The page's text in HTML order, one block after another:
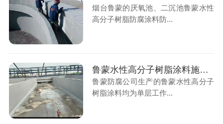
烟台鲁蒙的厌氧池、二沉池鲁蒙水性
高分子树脂防腐涂料防...
鲁蒙水性高分子树脂涂料施工后的涂层能减少混凝土微细裂纹造成的渗漏腐蚀
鲁蒙防腐公司生产的鲁蒙水性高分子
树脂涂料均为单层工作...